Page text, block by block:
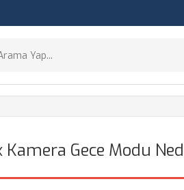
Gece Modu